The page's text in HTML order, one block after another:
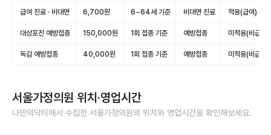
급여 진료 · 비대면 6,700원 6~64세 기준 비대면 진료 적용(급여)
대상포진 예방접종 150,000원 1회 접종 기준 예방접종 미적용(비급여)
독감 예방접종 40,000원 1회 접종 기준 예방접종 미적용(비급여)
서울가정의원 위치·영업시간
나만의닥터에서 수집한 서울가정의원의 위치와 영업시간을 확인해보세요.